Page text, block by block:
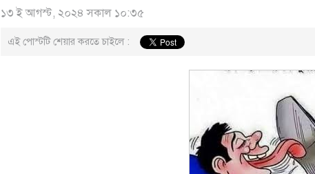
১৩ ই আগস্ট, ২০২৪ সকাল ১০:৩৫
এই পোস্টটি শেয়ার করতে চাইলে :